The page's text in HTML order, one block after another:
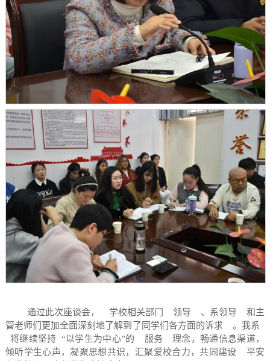
通过此次座谈会， 学校相关部门 领导 、系领导
和主
管老师们更加全面深刻地了解到了同学们各方面的诉求
。我系
将继续坚持 “以学生为中心”的 服务
理念，畅通信息渠道，
倾听学生心声，凝聚思想共识，汇聚爱校合力，共同建设
平安